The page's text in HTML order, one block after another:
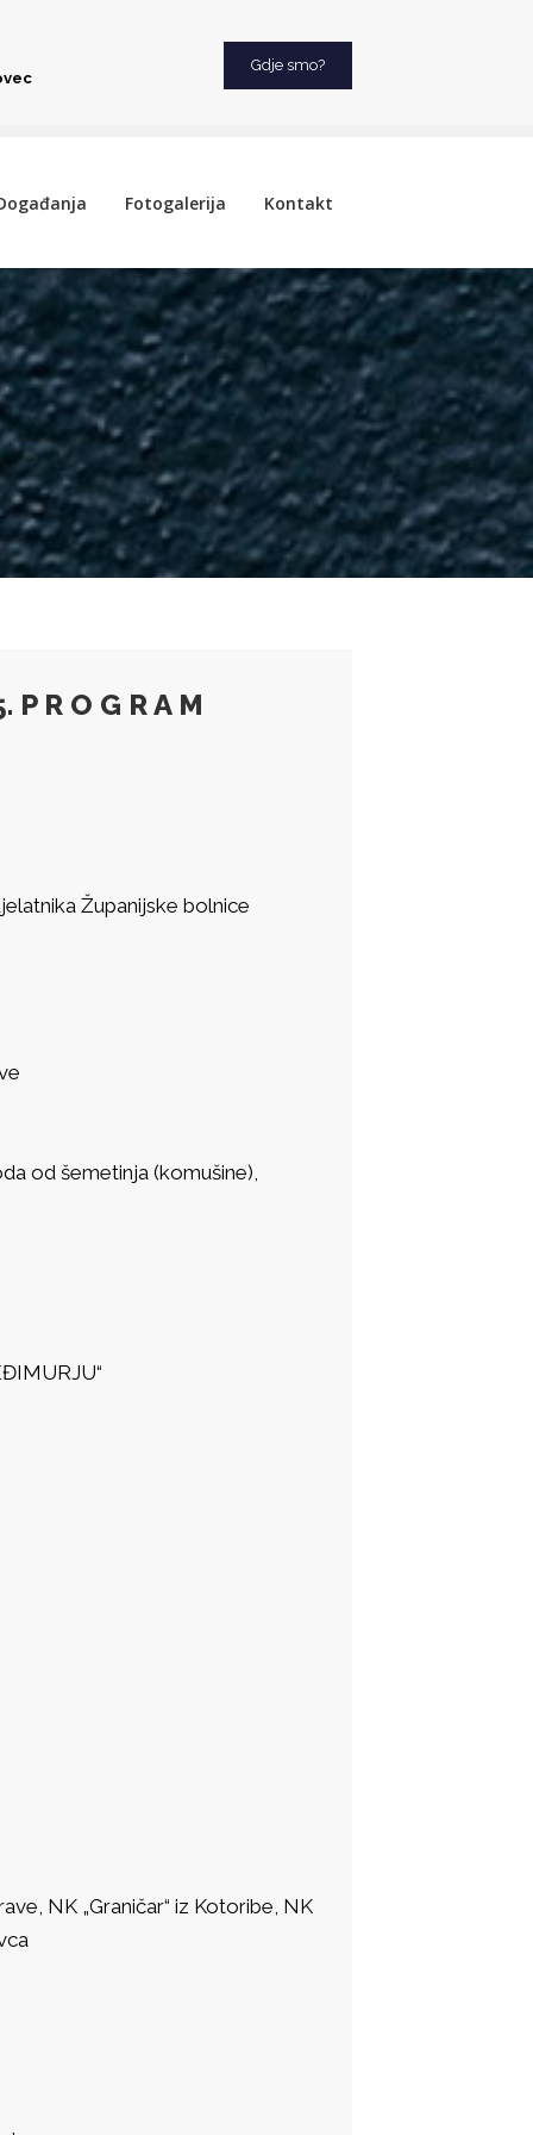
Gdje smo?
Fotogalerija Kontakt
R O G R A M
Županijske bolnice
od šemetinja (komušine),
NK „Graničar“ iz Kotoribe, NK